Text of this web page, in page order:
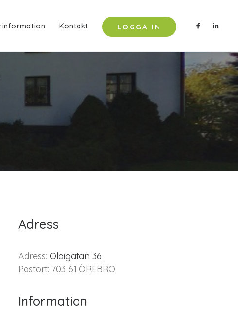
Kontakt LOGGA IN
Adress
Adress: Olaigatan 36
Postort: 703 61 ÖREBRO
Information